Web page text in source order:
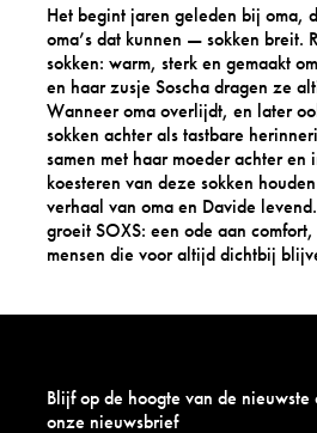
Het begint jaren geleden bij oma,
oma’s dat kunnen — sokken breit.
sokken: warm, sterk en gemaakt
en haar zusje Soscha dragen ze
Wanneer oma overlijdt, en later
sokken achter als tastbare
samen met haar moeder achter en
koesteren van deze sokken
verhaal van oma en Davide
groeit SOXS: een ode aan
mensen die voor altijd dichtbij
Blijf op de hoogte van de
onze nieuwsbrief